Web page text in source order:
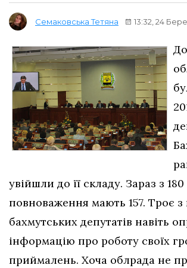
Семаковська Тетяна 13:32, 24
увійшли до її складу. Зараз з
повноваження мають 157. Троє з
бахмутських депутатів навіть
інформацію про роботу своїх
приймалень. Хоча облрада не